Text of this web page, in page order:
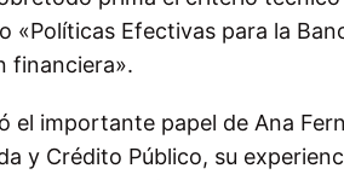
«Políticas Efectivas para la
financiera».
el importante papel de Ana
y Crédito Público, su